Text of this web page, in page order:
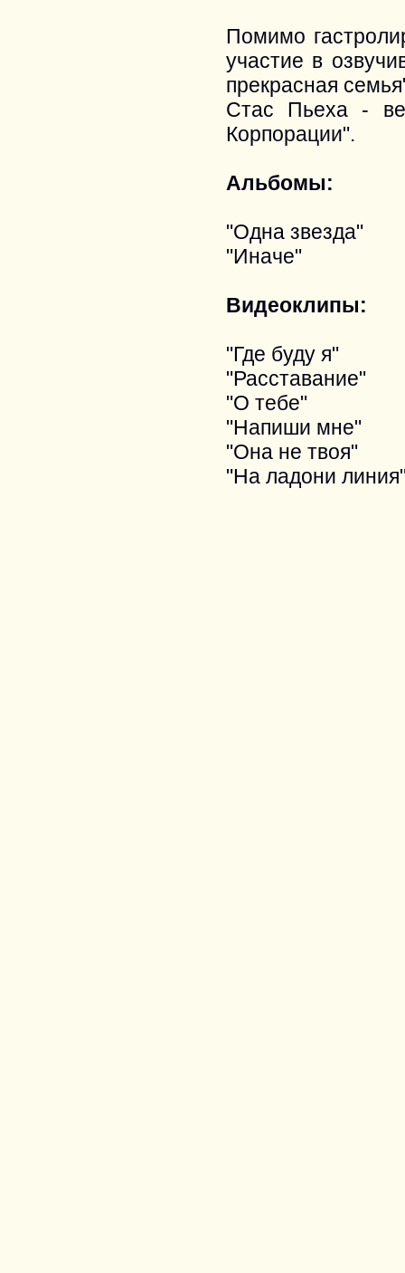
Помимо
участие в
прекрасная
Стас Пьеха -
Корпорации".
Альбомы:
"Одна звезда"
"Иначе"
Видеоклипы:
"Где буду я"
"Расставание"
"О тебе"
"Напиши мне"
"Она не твоя"
"На ладони